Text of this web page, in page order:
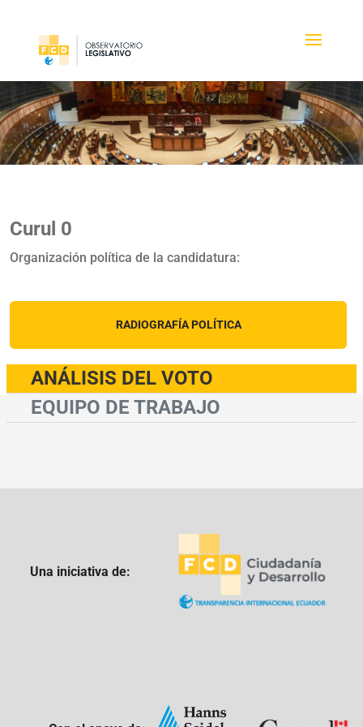
Curul 0
Organización política de la candidatura:
RADIOGRAFÍA POLÍTICA
ANÁLISIS DEL VOTO
EQUIPO DE TRABAJO
Una iniciativa de: